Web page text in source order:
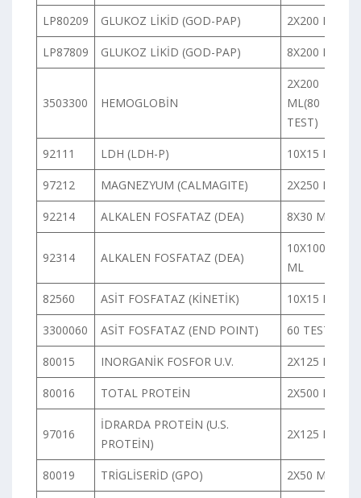
LP80209 GLUKOZ LİKİD (GOD-PAP) 2X200 ML
LP87809 GLUKOZ LİKİD (GOD-PAP) 8X200 ML
3503300 HEMOGLOBİN
2X200
ML(80
TEST)
92111 LDH (LDH-P) 10X15 ML
97212 MAGNEZYUM (CALMAGITE) 2X250 ML
92214 ALKALEN FOSFATAZ (DEA) 8X30 ML
92314 ALKALEN FOSFATAZ (DEA)
10X100
ML
82560 ASİT FOSFATAZ (KİNETİK) 10X15 ML
3300060 ASİT FOSFATAZ (END POINT) 60 TEST
80015 INORGANİK FOSFOR U.V. 2X125 ML
80016 TOTAL PROTEİN 2X500 ML
97016
İDRARDA PROTEİN (U.S.
PROTEİN)
2X125 ML
80019 TRİGLİSERİD (GPO) 2X50 ML